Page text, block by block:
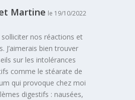
Martine le 19/10/2022
solliciter nos réactions et
J’aimerais bien trouver
sur les intolérances
comme le stéarate de
qui provoque chez moi
digestifs : nausées,